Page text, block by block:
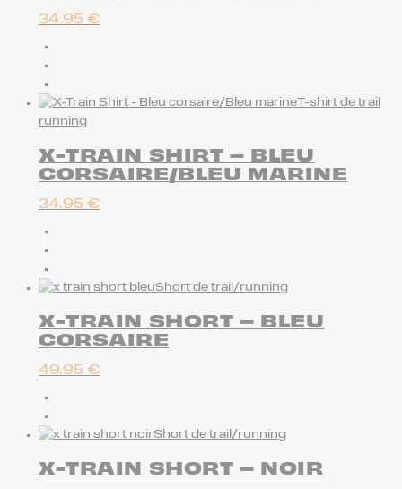
34.95 €
T-shirt de trail
running
X-TRAIN SHIRT – BLEU
CORSAIRE/BLEU MARINE
34.95 €
Short de trail/running
X-TRAIN SHORT – BLEU
CORSAIRE
49.95 €
Short de trail/running
X-TRAIN SHORT – NOIR